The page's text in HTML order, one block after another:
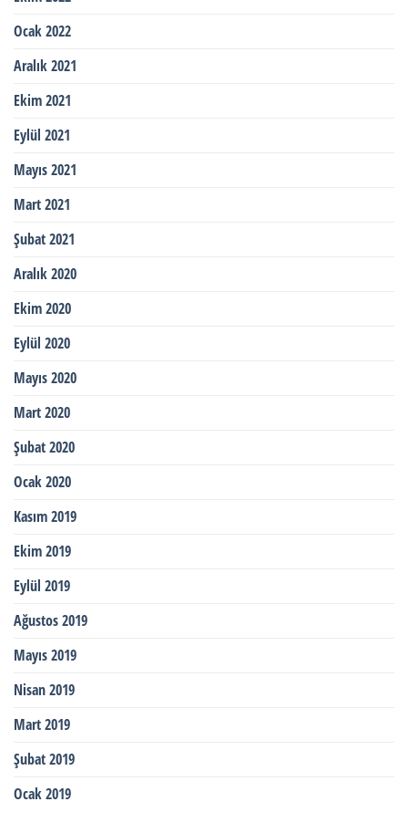
Ocak 2022
Aralık 2021
Ekim 2021
Eylül 2021
Mayıs 2021
Mart 2021
Şubat 2021
Aralık 2020
Ekim 2020
Eylül 2020
Mayıs 2020
Mart 2020
Şubat 2020
Ocak 2020
Kasım 2019
Ekim 2019
Eylül 2019
Ağustos 2019
Mayıs 2019
Nisan 2019
Mart 2019
Şubat 2019
Ocak 2019